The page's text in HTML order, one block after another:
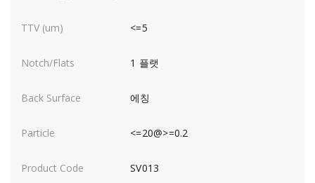
<=5
1 플랫
에칭
<=20@>=0.2
SV013